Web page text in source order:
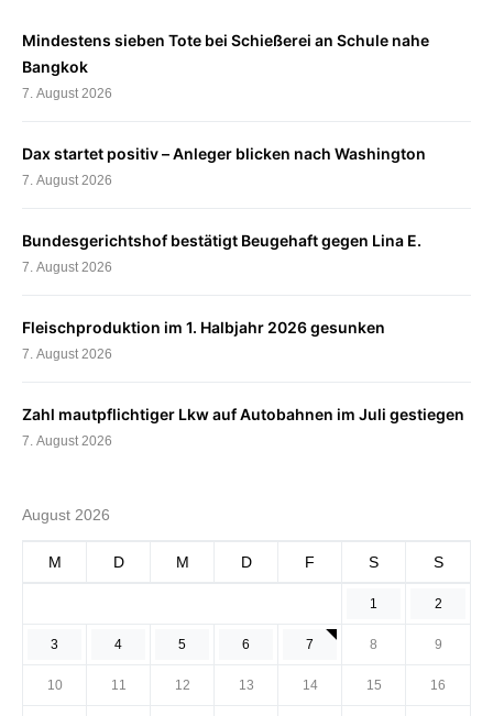
Mindestens sieben Tote bei Schießerei an Schule nahe
Bangkok
7. August 2026
Dax startet positiv – Anleger blicken nach Washington
7. August 2026
Bundesgerichtshof bestätigt Beugehaft gegen Lina E.
7. August 2026
Fleischproduktion im 1. Halbjahr 2026 gesunken
7. August 2026
Zahl mautpflichtiger Lkw auf Autobahnen im Juli gestiegen
7. August 2026
August 2026
M D M D F S S
1 2
3 4 5 6 7 8 9
10 11 12 13 14 15 16